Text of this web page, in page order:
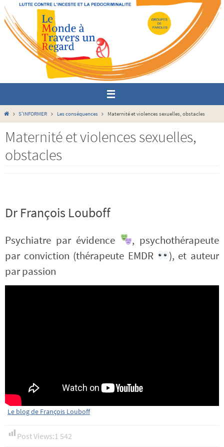
Passer
vers
contenu
HomeS'INFORMER Les conséquences Maternité et violences sexuelles, obstacles
Maternité et violences sexuelles,
obstacles
Dr François Louboff
Psychiatre par évidence
, psychothérapeute
par conviction (thérapeute EMDR
), et auteur
par passion
Le blog de François Louboff
Post Views:1 542